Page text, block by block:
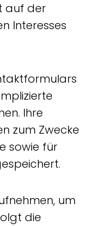
auf der
Interesses
Ihre
zum Zwecke
sowie für
um
die